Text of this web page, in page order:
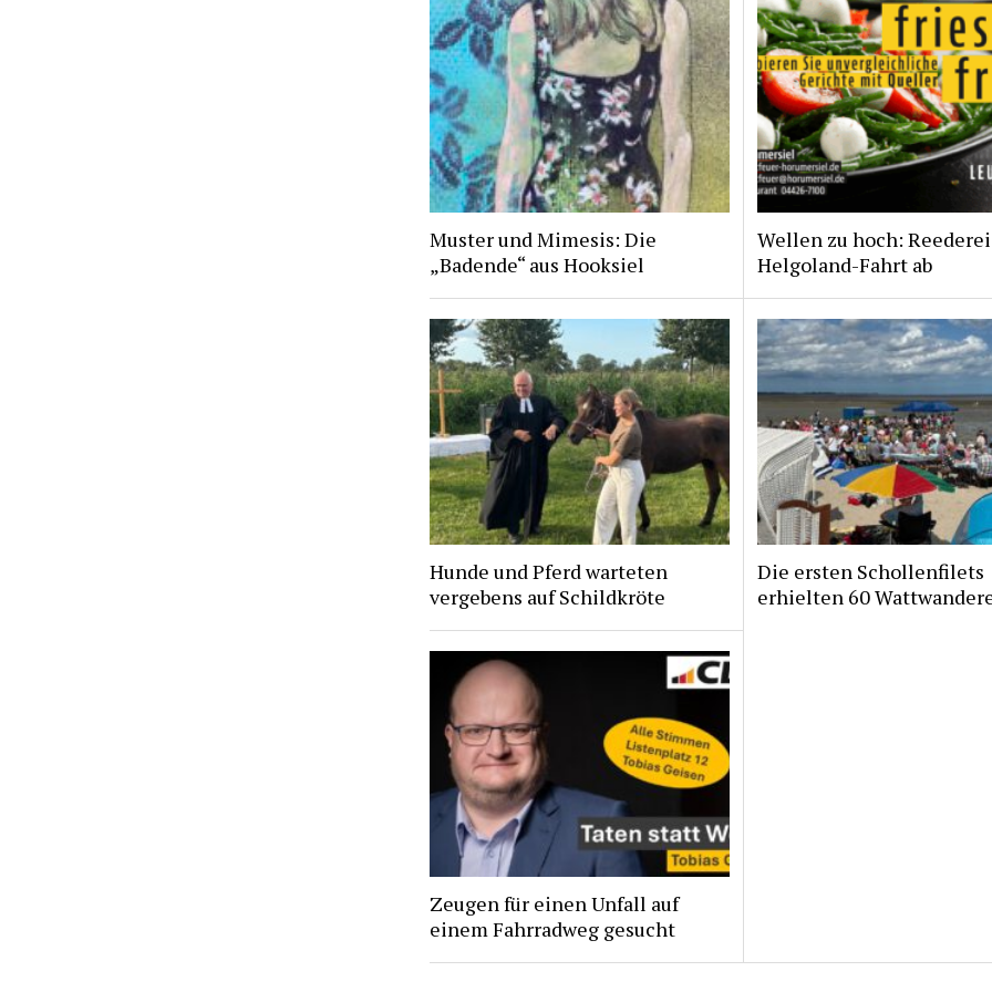
Muster und Mimesis: Die
„Badende“ aus Hooksiel
Wellen zu hoch:
Helgoland-Fahrt ab
Hunde und Pferd warteten
vergebens auf Schildkröte
Die ersten Schollenfilets
erhielten 60
Zeugen für einen Unfall auf
einem Fahrradweg gesucht